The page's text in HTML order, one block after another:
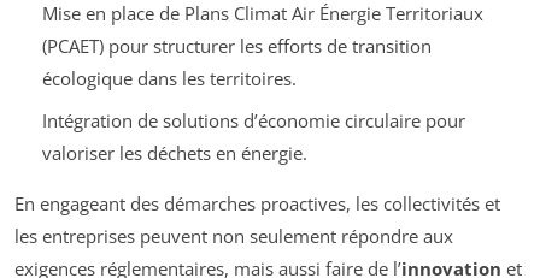
Mise en place de Plans Climat Air Énergie Territoriaux
(PCAET) pour structurer les efforts de transition
écologique dans les territoires.
Intégration de solutions d’économie circulaire pour
valoriser les déchets en énergie.
En engageant des démarches proactives, les collectivités et
les entreprises peuvent non seulement répondre aux
exigences réglementaires, mais aussi faire de l’innovation et